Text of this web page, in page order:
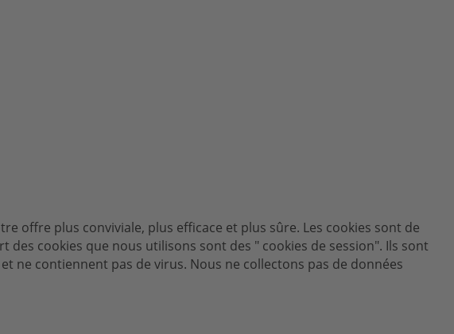
offre plus conviviale, plus efficace et plus sûre. Les cookies sont de
cookies que nous utilisons sont des " cookies de session". Ils sont
ne contiennent pas de virus. Nous ne collectons pas de données